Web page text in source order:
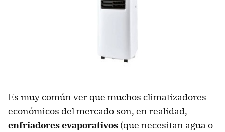
Es muy común ver que muchos climatizadores
económicos del mercado son, en realidad,
enfriadores evaporativos (que necesitan agua o